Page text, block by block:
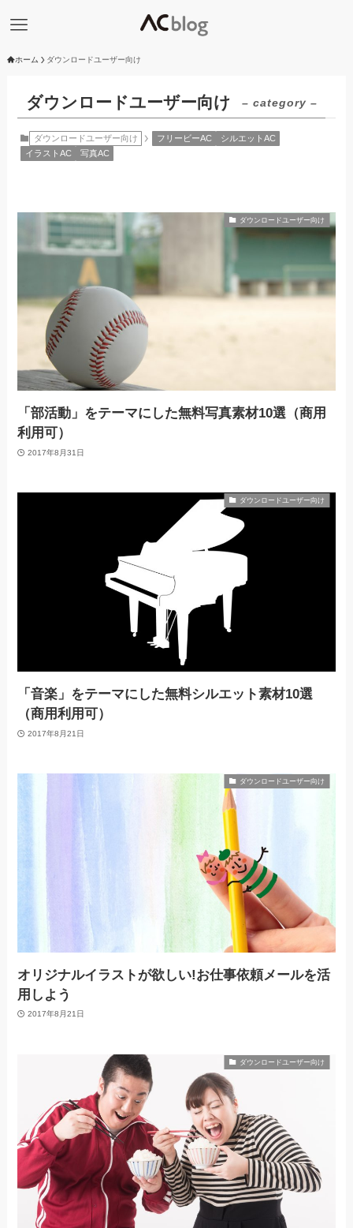
ホーム ダウンロードユーザー向け
ダウンロードユーザー向け – category –
ダウンロードユーザー向け フリービーAC
シルエットAC
イラストAC
写真AC
ダウンロードユーザー向け
「部活動」をテーマにした無料写真素材10選（商用
利用可）
2017年8月31日
ダウンロードユーザー向け
「音楽」をテーマにした無料シルエット素材10選
（商用利用可）
2017年8月21日
ダウンロードユーザー向け
オリジナルイラストが欲しい!お仕事依頼メールを活
用しよう
2017年8月21日
ダウンロードユーザー向け